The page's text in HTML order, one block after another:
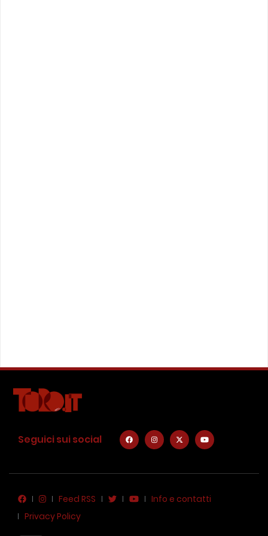
Seguici sui social
Feed RSS
Info e contatti
Privacy Policy